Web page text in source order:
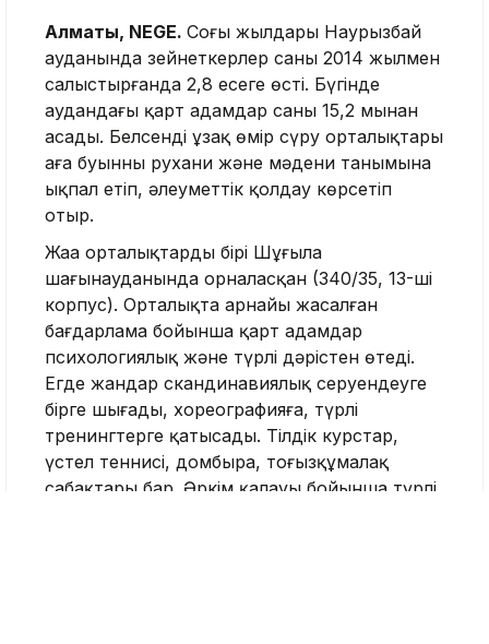
Алматы, NEGE. Соңғы жылдары Наурызбай
ауданында зейнеткерлер саны 2014 жылмен
салыстырғанда 2,8 есеге өсті. Бүгінде
аудандағы қарт адамдар саны 15,2 мыңнан
асады. Белсенді ұзақ өмір сүру орталықтары
аға буынның рухани және мәдени танымына
ықпал етіп, әлеуметтік қолдау көрсетіп
отыр.
Жаңа орталықтардың бірі Шұғыла
шағынауданында орналасқан (340/35, 13-ші
корпус). Орталықта арнайы жасалған
бағдарлама бойынша қарт адамдар
психологиялық және түрлі дәрістен өтеді.
Егде жандар скандинавиялық серуендеуге
бірге шығады, хореографияға, түрлі
тренингтерге қатысады. Тілдік курстар,
үстел теннисі, домбыра, тоғызқұмалақ
сабақтары бар. Әркім қалауы бойынша түрлі